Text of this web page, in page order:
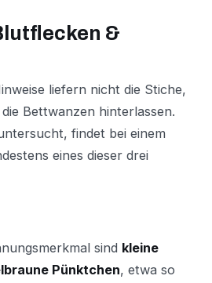
&
liefern nicht die Stiche,
Bettwanzen hinterlassen.
findet bei einem
eines dieser drei
sind kleine
Pünktchen, etwa so